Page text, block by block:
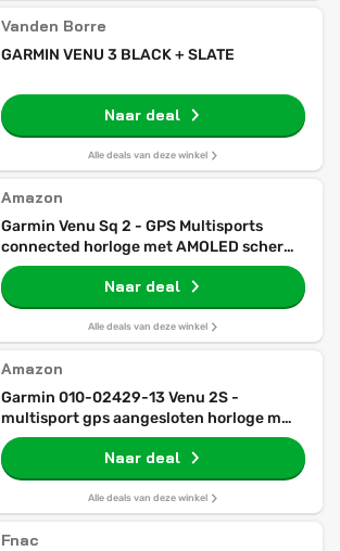
Vanden Borre
GARMIN VENU 3 BLACK + SLATE
Naar deal
Alle deals van deze winkel
Amazon
Garmin Venu Sq 2 - GPS Multisports
connected horloge met AMOLED scherm
en gezondheidstracker - Grijs met
donkergrijze band - 40 mm kast Zwart
Naar deal
Alle deals van deze winkel
Amazon
Garmin 010-02429-13 Venu 2S -
multisport gps aangesloten horloge met
amoled scherm - lange batterijduur (10
dagen) - roségoud / wit - 40 mm kast
Naar deal
Alle deals van deze winkel
Fnac